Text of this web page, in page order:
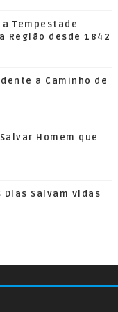
Tempestade
Região desde 1842
a Caminho de
Homem que
Dias Salvam Vidas